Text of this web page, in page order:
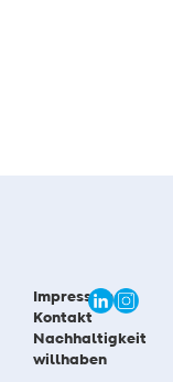
Impressum
Kontakt
Nachhaltigkeit
willhaben